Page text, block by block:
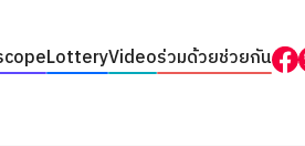
LotteryVideoร่วมด้วยช่วยกัน